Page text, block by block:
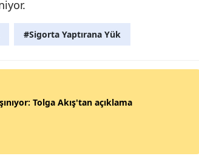
Batman
Şırnak
Bartın
#Sigorta Yaptırana Yük
Tolga Akış'tan açıklama